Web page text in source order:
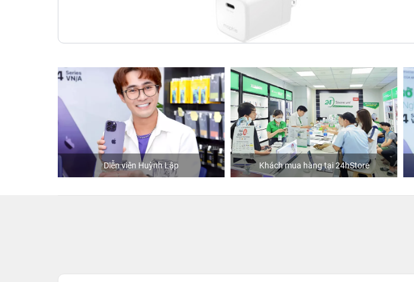
Diễn viên Huỳnh Lập Khách mua hàng tại 24hStore